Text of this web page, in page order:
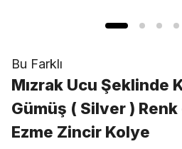
Bu Farklı
Mızrak Ucu Şeklinde
Gümüş ( Silver )
Ezme Zincir Kolye